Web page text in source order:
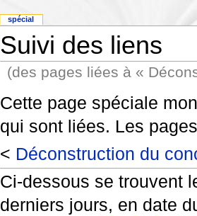
Suivi des liens
(des pages liées à «
Cette page spéciale
qui sont liées. Les
< Déconstruction du
Ci-dessous se trouvent
derniers jours, en date
spécial